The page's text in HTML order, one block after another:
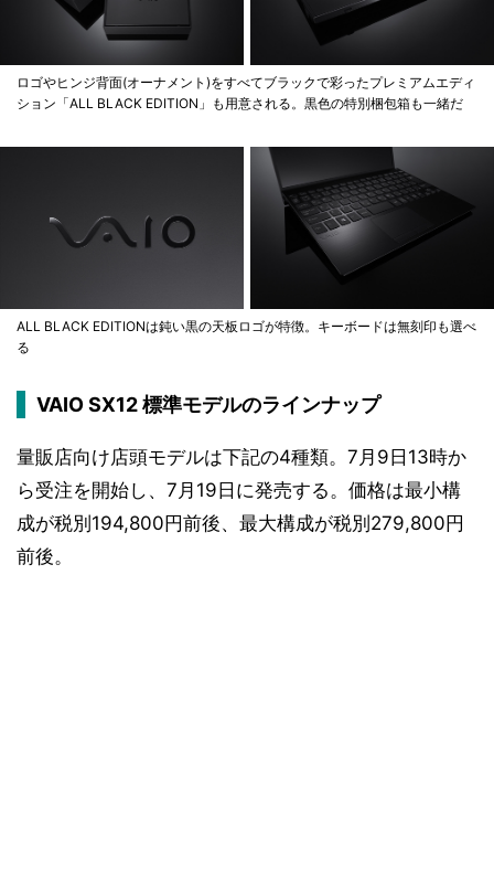
ロゴやヒンジ背面(オーナメント)をすべてブラックで彩ったプレミアムエディ
ション「ALL BLACK EDITION」も用意される。黒色の特別梱包箱も一緒だ
ALL BLACK EDITIONは鈍い黒の天板ロゴが特徴。キーボードは無刻印も選べ
る
VAIO SX12 標準モデルのラインナップ
量販店向け店頭モデルは下記の4種類。7月9日13時か
ら受注を開始し、7月19日に発売する。価格は最小構
成が税別194,800円前後、最大構成が税別279,800円
前後。